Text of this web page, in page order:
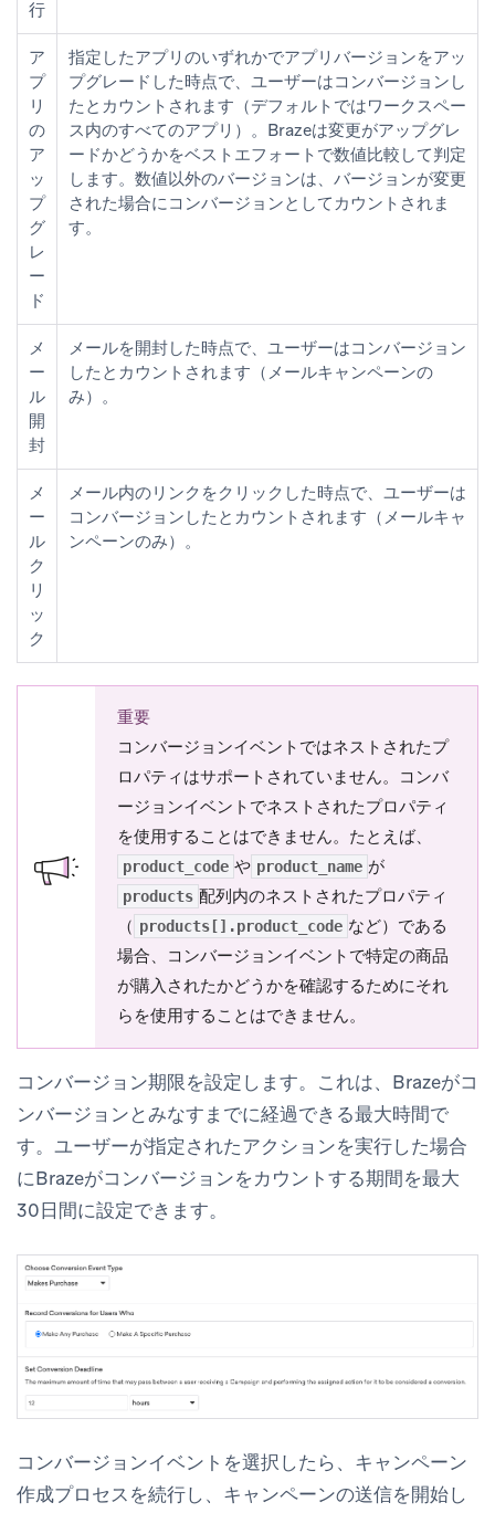
行
ア
プ
リ
の
ア
ッ
プ
グ
レ
ー
ド
指定したアプリのいずれかでアプリバージョンをアッ
プグレードした時点で、ユーザーはコンバージョンし
たとカウントされます（デフォルトではワークスペー
ス内のすべてのアプリ）。Brazeは変更がアップグレ
ードかどうかをベストエフォートで数値比較して判定
します。数値以外のバージョンは、バージョンが変更
された場合にコンバージョンとしてカウントされま
す。
メ
ー
ル
開
封
メールを開封した時点で、ユーザーはコンバージョン
したとカウントされます（メールキャンペーンの
み）。
メ
ー
ル
ク
リ
ッ
ク
メール内のリンクをクリックした時点で、ユーザーは
コンバージョンしたとカウントされます（メールキャ
ンペーンのみ）。
重要
コンバージョンイベントではネストされたプ
ロパティはサポートされていません。コンバ
ージョンイベントでネストされたプロパティ
を使用することはできません。たとえば、
product_code や product_name が
products 配列内のネストされたプロパティ
（ products[].product_code など）である
場合、コンバージョンイベントで特定の商品
が購入されたかどうかを確認するためにそれ
らを使用することはできません。
コンバージョン期限を設定します。これは、Brazeがコ
ンバージョンとみなすまでに経過できる最大時間で
す。ユーザーが指定されたアクションを実行した場合
にBrazeがコンバージョンをカウントする期間を最大
30日間に設定できます。
コンバージョンイベントを選択したら、キャンペーン
作成プロセスを続行し、キャンペーンの送信を開始し